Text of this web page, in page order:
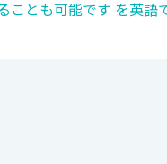
ことも可能です を英語